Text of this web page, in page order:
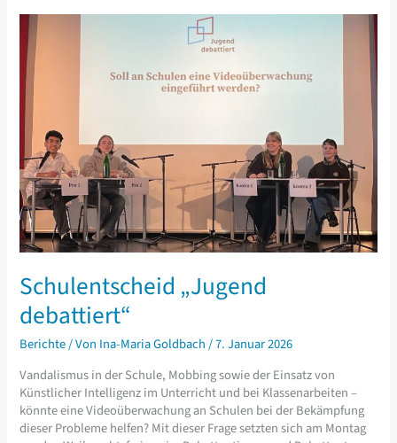
aber
manche
sind
gleicher.“
Schulentscheid „Jugend
debattiert“
Berichte/ Von Ina-Maria Goldbach/7. Januar 2026
Vandalismus in der Schule, Mobbing sowie der Einsatz von
Künstlicher Intelligenz im Unterricht und bei Klassenarbeiten –
könnte eine Videoüberwachung an Schulen bei der Bekämpfung
dieser Probleme helfen? Mit dieser Frage setzten sich am Montag